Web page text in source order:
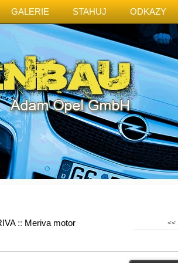
GALERIE STAHUJ ODKAZY
:: Meriva motor <<